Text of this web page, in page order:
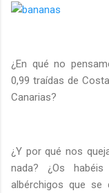
¿En qué no
0,99 traídas de
Canarias?
¿Y por qué nos
nada? ¿Os
albérchigos que se